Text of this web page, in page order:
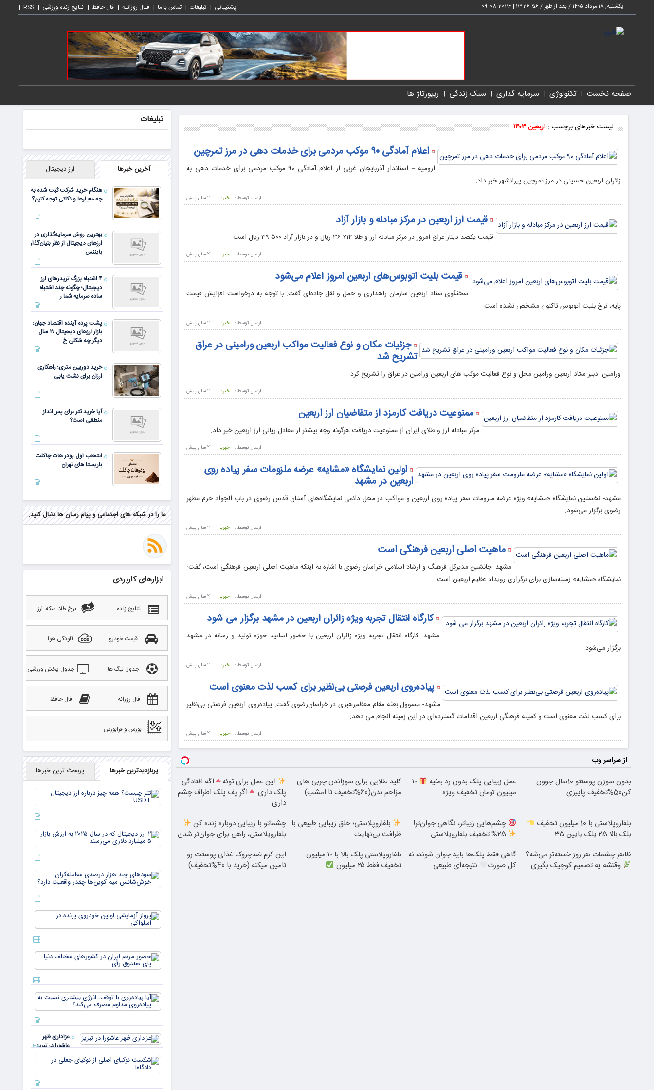
یکشنبه, ۱۸ مرداد ۱۴۰۵ / بعد از ظهر / 13:26:56
|
2026-08-09 پشتیبانی تبلیغات تماس با ما فـال روزانـه فال حافظ نتایج زنده ورزشی RSS
صفحه نخست تکنولوژی سرمایه گذاری سبک زندگی ریپورتاژ ها
لیست خبرهای برچسب : اربعین ۱۴۰۳
اعلام آمادگی ۹۰ موکب مردمی برای خدمات دهی در مرز تمرچین
ارومیه – استاندار آذربایجان غربی از اعلام آمادگی ۹۰ موکب مردمی برای خدمات دهی به
زائران اربعین حسینی در مرز تمرچین پیرانشهر خبر داد.
2 سال پيش ارسال توسط : خبریا
قیمت ارز اربعین در مرکز مبادله و بازار آزاد
قیمت یکصد دینار عراق امروز در مرکز مبادله ارز و طلا ۳۶.۷۱۴ ریال و در بازار آزاد ۳۹.۵۰۰ ریال است.
2 سال پيش ارسال توسط : خبریا
قیمت بلیت اتوبوس‌های اربعین امروز اعلام می‌شود
سخنگوی ستاد اربعین سازمان راهداری و حمل و نقل جاده‌ای گفت: با توجه به درخواست افزایش قیمت
پایه، نرخ بلیت اتوبوس تاکنون مشخص نشده است.
2 سال پيش ارسال توسط : خبریا
جزئیات مکان و نوع فعالیت مواکب اربعین ورامینی در عراق
تشریح شد
ورامین- دبیر ستاد اربعین ورامین محل و نوع فعالیت موکب های اربعین ورامین در عراق را تشریح کرد.
2 سال پيش ارسال توسط : خبریا
ممنوعیت دریافت کارمزد از متقاضیان ارز اربعین
مرکز مبادله ارز و طلای ایران از ممنوعیت دریافت هرگونه وجه بیشتر از معادل ریالی ارز اربعین خبر داد.
2 سال پيش ارسال توسط : خبریا
اولین نمایشگاه «مشایه» عرضه ملزومات سفر پیاده روی
اربعین در مشهد
مشهد- نخستین نمایشگاه «مشایه» ویژه عرضه ملزومات سفر پیاده روی اربعین و مواکب در محل دائمی نمایشگاه‌های آستان قدس رضوی در باب الجواد حرم مطهر
رضوی برگزار می‌شود.
2 سال پيش ارسال توسط : خبریا
ماهیت اصلی اربعین فرهنگی است
مشهد- جانشین مدیرکل فرهنگ و ارشاد اسلامی خراسان رضوی با اشاره به اینکه ماهیت اصلی اربعین فرهنگی است، گفت:
نمایشگاه «مشایه» زمینه‌سازی برای برگزاری رویداد عظیم اربعین است.
2 سال پيش ارسال توسط : خبریا
کارگاه انتقال تجربه ویژه زائران اربعین در مشهد برگزار می شود
مشهد- کارگاه انتقال تجربه ویژه زائران اربعین با حضور اساتید حوزه تولید و رسانه در مشهد
برگزار می‌شود.
2 سال پيش ارسال توسط : خبریا
پیاده‌روی اربعین فرصتی بی‌نظیر برای کسب لذت معنوی است
مشهد- مسوول بعثه مقام معظم‌رهبری در خراسان‌رضوی گفت: پیاده‌روی اربعین فرصتی بی‌نظیر
برای کسب لذت معنوی است و کمیته فرهنگی اربعین اقدامات گسترده‌ای در این زمینه انجام می دهد.
2 سال پيش ارسال توسط : خبریا
از سراسر وب
بدون سوزن پوستتو 10سال جوون
کن50%تخفیف پاییزی
عمل زیبایی پلک بدون رد بخیه
۱۰
میلیون تومان تخفیف ویژه
کلید طلایی برای سوزاندن چربی های
مزاحم بدن(60%تخفیف تا امشب)
این عمل برای توئه
اگه افتادگی
پلک داری
اگر پف پلک اطراف چشم
داری
بلفاروپلاستی با 10 میلیون تخفیف
بلک بالا 25 پلک پایین 35
چشم‌هایی زیباتر، نگاهی جوان‌تر!
بلفاروپلاستی؛ خلق زیبایی طبیعی با
ظرافت بی‌نهایت
چشماتو با زیبایی دوباره زنده کن
بلفاروپلاستی، راهی برای جوان‌تر شدن
ظاهر چشمات هر روز خسته‌تر می‌شه؟
وقتشه یه تصمیم کوچیک بگیری
گاهی فقط پلک‌ها باید جوان شوند، نه
کل صورت
نتیجه‌ای طبیعی
بلفاروپلاستی پلک بالا با ۱۰ میلیون
تخفیف فقط ۲۵ میلیون
این کرم ضدچروک غذای پوستت رو
تامین میکنه (خرید با 40%تخفیف)
تبلیغات
آخرین خبرها ارز دیجیتال
هنگام خرید شرکت ثبت شده به
چه معیارها و نکاتی توجه کنیم؟
بهترین روش سرمایه‌گذاری در
ارزهای دیجیتال از نظر بنیان‌گذار
بایننس
۴ اشتباه بزرگ تریدرهای ارز
دیجیتال؛ چگونه چند اشتباه
ساده سرمایه شما ر
پشت پرده آینده اقتصاد جهان؛
بازار ارزهای دیجیتال ۲۰ سال
دیگر چه شکلی خ
خرید دوربین متری؛ راهکاری
ارزان برای نشت یابی
آیا خرید تتر برای پس‌انداز
منطقی است؟
انتخاب اول پودر هات چاکلت
باریستا های تهران
مهم‌ترین مهارت برای موفقیت از
نگاه وارن بافت و جف بزوس
منتظر سقوط قی
بهترین صرافی ارز دیجیتال
خارجی بدون تحریم را بشناسید؛
آپدیت ۲۰۲۶
ما را در شبکه های اجتماعی و پیام رسان ها دنبال کنید.
ابزارهای کاربردی
نتایج زنده نرخ طلا، سکه، ارز
قیمت خودرو آلودگی هوا
جدول لیگ ها جدول پخش ورزشی
فال روزانه فال حافظ
بورس و فرابورس
پربازدیدترین خبرها پربحث ترین خبرها
عزاداری ظهر
عاشورا در تبریز